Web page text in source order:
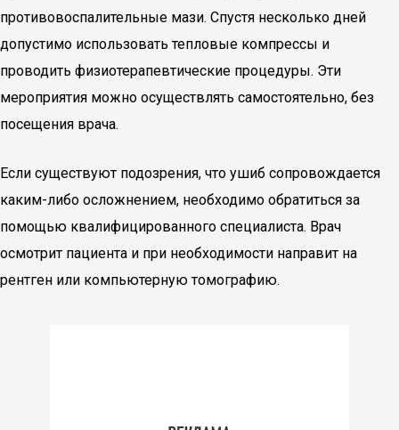
противовоспалительные мази. Спустя несколько дней
допустимо использовать тепловые компрессы и
проводить физиотерапевтические процедуры. Эти
мероприятия можно осуществлять самостоятельно, без
посещения врача.
Если существуют подозрения, что ушиб сопровождается
каким-либо осложнением, необходимо обратиться за
помощью квалифицированного специалиста. Врач
осмотрит пациента и при необходимости направит на
рентген или компьютерную томографию.